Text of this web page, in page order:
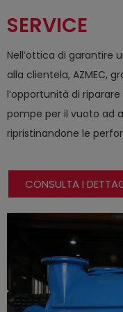
SERVICE
Nell’ottica di garantire
alla clientela, AZMEC,
l’opportunità di
pompe per il vuoto ad
ripristinandone le
CONSULTA I